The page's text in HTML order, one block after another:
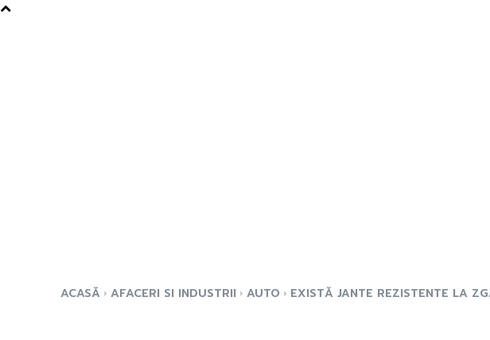
ACASĂ AFACERI SI INDUSTRII AUTO EXISTĂ JANTE REZISTENTE LA